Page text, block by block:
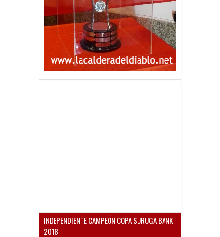
INDEPENDIENTE CAMPEÓN COPA SURUGA BANK
2018